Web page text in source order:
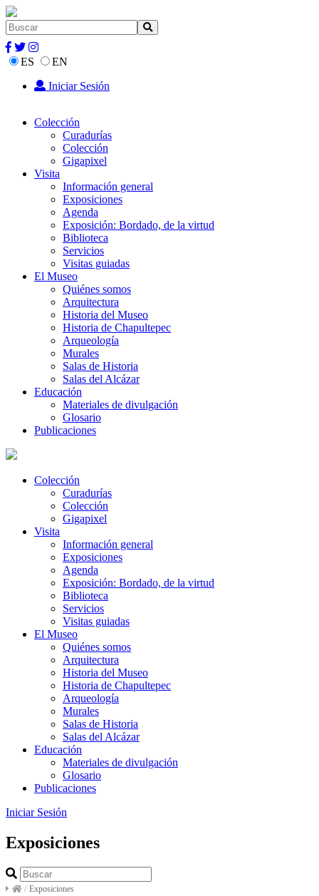
ES
EN
Iniciar Sesión
Colección
Curadurías
Colección
Gigapixel
Visita
Información general
Exposiciones
Agenda
Exposición: Bordado, de la virtud
Biblioteca
Servicios
Visitas guiadas
El Museo
Quiénes somos
Arquitectura
Historia del Museo
Historia de Chapultepec
Arqueología
Murales
Salas de Historia
Salas del Alcázar
Educación
Materiales de divulgación
Glosario
Publicaciones
Colección
Curadurías
Colección
Gigapixel
Visita
Información general
Exposiciones
Agenda
Exposición: Bordado, de la virtud
Biblioteca
Servicios
Visitas guiadas
El Museo
Quiénes somos
Arquitectura
Historia del Museo
Historia de Chapultepec
Arqueología
Murales
Salas de Historia
Salas del Alcázar
Educación
Materiales de divulgación
Glosario
Publicaciones
Iniciar Sesión
Exposiciones
/ Exposiciones